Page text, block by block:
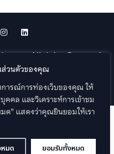
ส่วนตัวของคุณ
ารณ์การท่องเว็บของคุณ ให้
คล และวิเคราะห์การเข้าชม
ด" แสดงว่าคุณยินยอมให้เรา
มด ยอมรับทั้งหมด
. All rights Reserved.
Studio